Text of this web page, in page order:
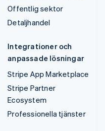
Offentlig sektor
Detaljhandel
Integrationer och
anpassade lösningar
Stripe App Marketplace
Stripe Partner
Ecosystem
Professionella tjänster